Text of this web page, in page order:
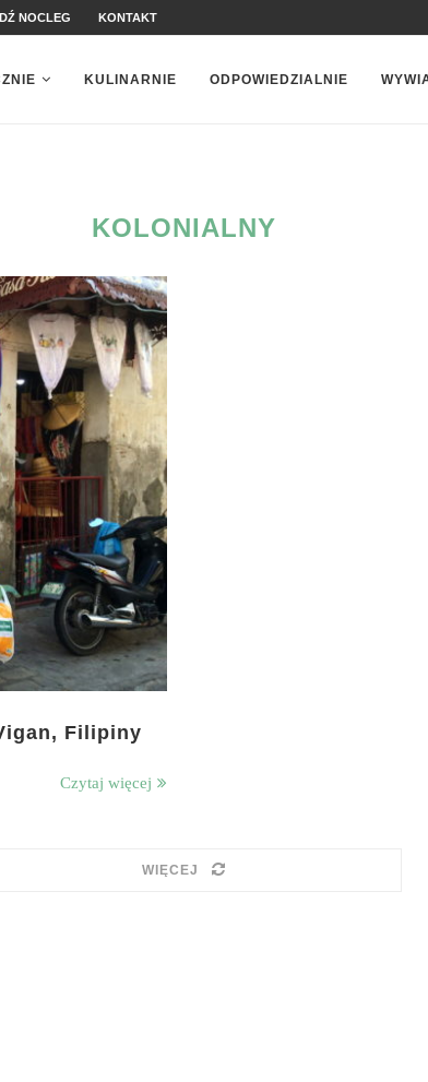
NOCLEG KONTAKT
KULINARNIE ODPOWIEDZIALNIE
KOLONIALNY
Filipiny
Czytaj więcej
WIĘCEJ